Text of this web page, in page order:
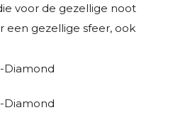
voor de gezellige noot
een gezellige sfeer, ook